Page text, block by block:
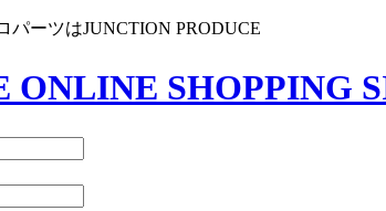
パーツはJUNCTION PRODUCE